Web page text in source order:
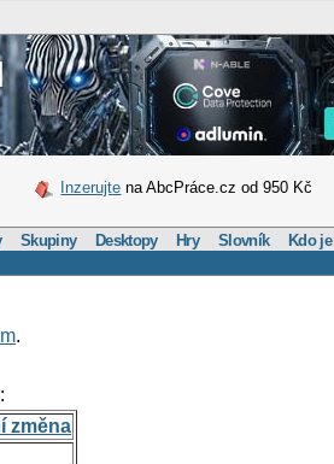
Inzerujte na AbcPráce.cz od 950 Kč
Skupiny Desktopy Hry Slovník Kdo je
.
změna